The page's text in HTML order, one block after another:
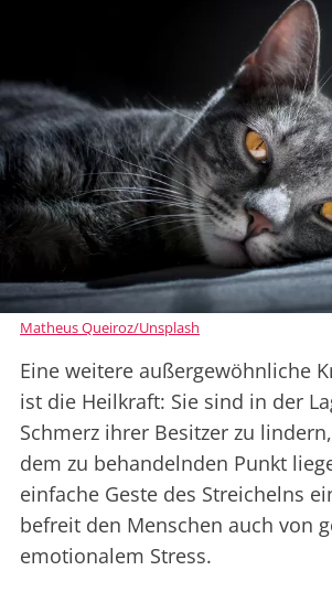
Matheus Queiroz/Unsplash
Eine weitere außergewöhnliche
ist die Heilkraft: Sie sind in der
Schmerz ihrer Besitzer zu
dem zu behandelnden Punkt
einfache Geste des Streichelns
befreit den Menschen auch von
emotionalem Stress.